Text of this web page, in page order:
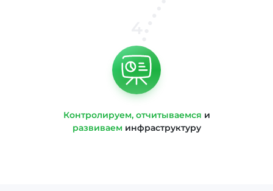
Контролируем, отчитываемся и
развиваеминфраструктуру